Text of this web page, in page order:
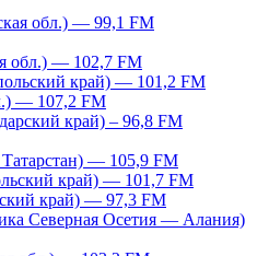
обл.) — 99,1 FM
обл.) — 102,7 FM
край) — 101,2 FM
— 107,2 FM
край) – 96,8 FM
— 105,9 FM
край) — 101,7 FM
край) — 97,3 FM
Северная Осетия — Алания)